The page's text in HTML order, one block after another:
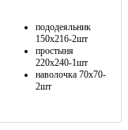
пододеяльник
150х216-2шт
простыня
220х240-1шт
наволочка 70х70-
2шт